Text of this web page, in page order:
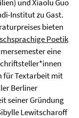
und Xiaolu Guo
Institut zu Gast.
bieten
Poetik
eine
für Textarbeit mit
Berliner
seiner Gründung
Lewitscharoff